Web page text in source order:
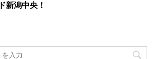
ド新潟中央！